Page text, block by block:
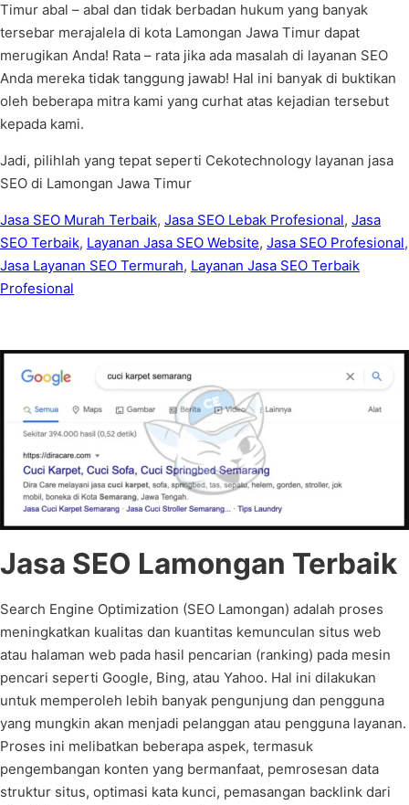
Timur abal – abal dan tidak berbadan hukum yang banyak
tersebar merajalela di kota Lamongan Jawa Timur dapat
merugikan Anda! Rata – rata jika ada masalah di layanan SEO
Anda mereka tidak tanggung jawab! Hal ini banyak di buktikan
oleh beberapa mitra kami yang curhat atas kejadian tersebut
kepada kami.
Jadi, pilihlah yang tepat seperti Cekotechnology layanan jasa
SEO di Lamongan Jawa Timur
Jasa SEO Murah Terbaik, Jasa SEO Lebak Profesional, Jasa
SEO Terbaik, Layanan Jasa SEO Website, Jasa SEO Profesional,
Jasa Layanan SEO Termurah, Layanan Jasa SEO Terbaik
Profesional
Jasa SEO Lamongan Terbaik
Search Engine Optimization (SEO Lamongan) adalah proses
meningkatkan kualitas dan kuantitas kemunculan situs web
atau halaman web pada hasil pencarian (ranking) pada mesin
pencari seperti Google, Bing, atau Yahoo. Hal ini dilakukan
untuk memperoleh lebih banyak pengunjung dan pengguna
yang mungkin akan menjadi pelanggan atau pengguna layanan.
Proses ini melibatkan beberapa aspek, termasuk
pengembangan konten yang bermanfaat, pemrosesan data
struktur situs, optimasi kata kunci, pemasangan backlink dari